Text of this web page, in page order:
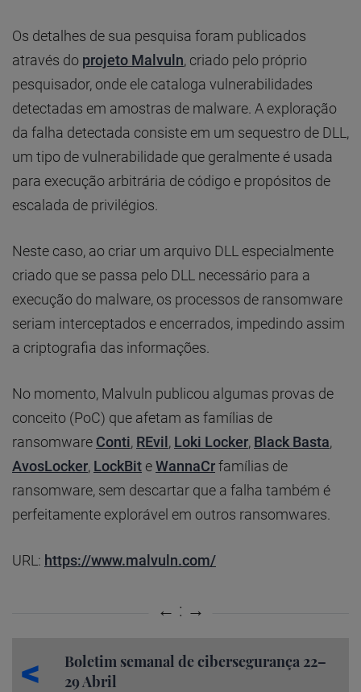
Os detalhes de sua pesquisa foram publicados
através do projeto Malvuln, criado pelo próprio
pesquisador, onde ele cataloga vulnerabilidades
detectadas em amostras de malware. A exploração
da falha detectada consiste em um sequestro de DLL,
um tipo de vulnerabilidade que geralmente é usada
para execução arbitrária de código e propósitos de
escalada de privilégios.
Neste caso, ao criar um arquivo DLL especialmente
criado que se passa pelo DLL necessário para a
execução do malware, os processos de ransomware
seriam interceptados e encerrados, impedindo assim
a criptografia das informações.
No momento, Malvuln publicou algumas provas de
conceito (PoC) que afetam as famílias de
ransomware Conti, REvil , Loki Locker, Black Basta,
AvosLocker, LockBit eWannaCrfamílias de
ransomware, sem descartar que a falha também é
perfeitamente explorável em outros ransomwares.
URL: https://www.malvuln.com/
Boletim semanal de cibersegurança 22–
29 Abril